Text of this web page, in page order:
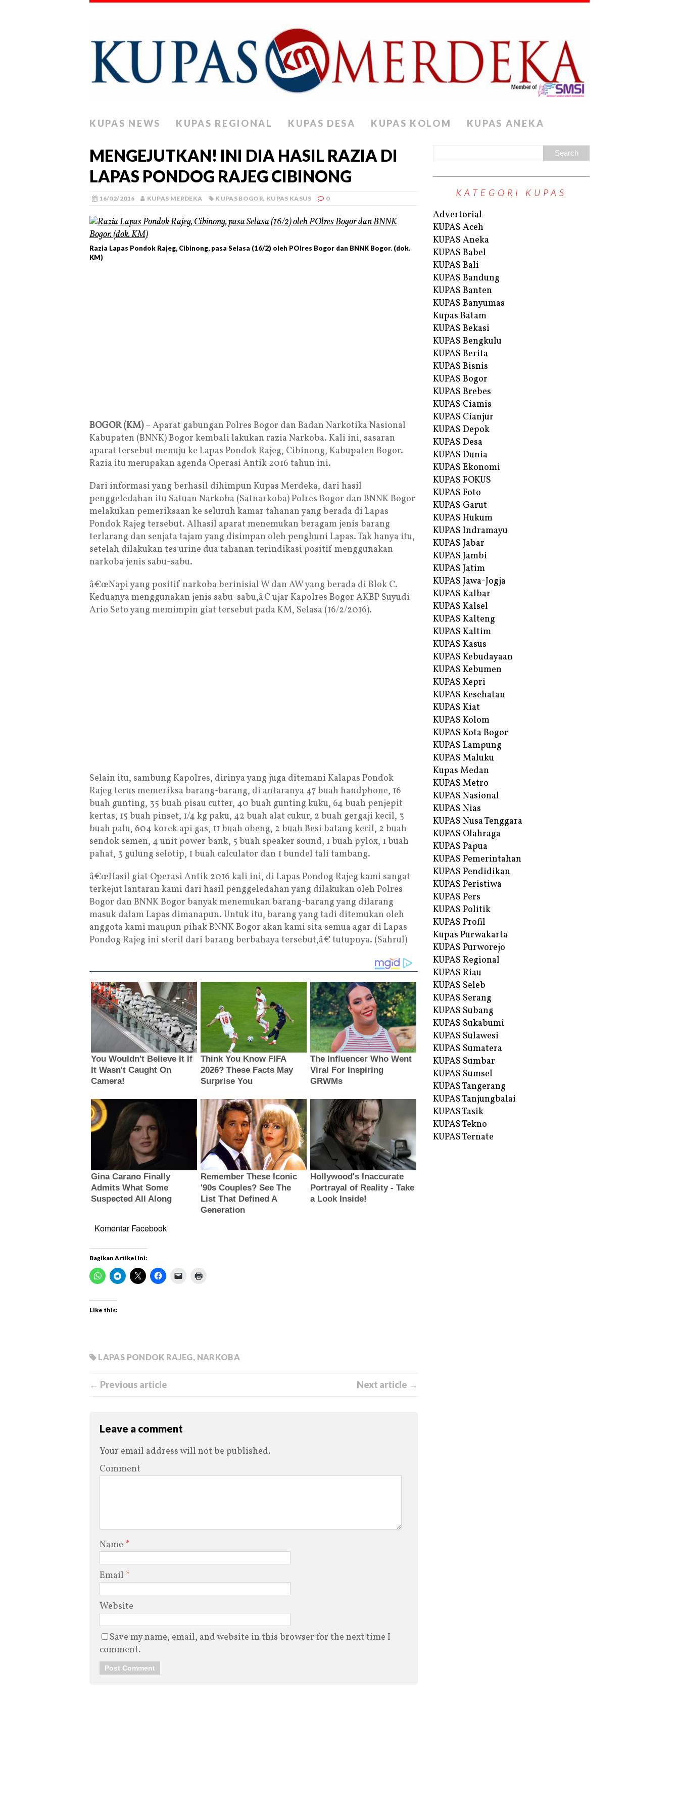
KUPAS NEWS KUPAS REGIONAL KUPAS DESA KUPAS KOLOM KUPAS ANEKA
MENGEJUTKAN! INI DIA HASIL RAZIA DI
LAPAS PONDOG RAJEG CIBINONG
16/02/2016 KUPAS MERDEKA KUPAS BOGOR, KUPAS KASUS 0
Razia Lapas Pondok Rajeg, Cibinong, pasa Selasa (16/2) oleh POlres Bogor dan BNNK Bogor. (dok.
KM)
BOGOR (KM)– Aparat gabungan Polres Bogor dan Badan Narkotika Nasional
Kabupaten (BNNK) Bogor kembali lakukan razia Narkoba. Kali ini, sasaran
aparat tersebut menuju ke Lapas Pondok Rajeg, Cibinong, Kabupaten Bogor.
Razia itu merupakan agenda Operasi Antik 2016 tahun ini.
Dari informasi yang berhasil dihimpun Kupas Merdeka, dari hasil
penggeledahan itu Satuan Narkoba (Satnarkoba) Polres Bogor dan BNNK Bogor
melakukan pemeriksaan ke seluruh kamar tahanan yang berada di Lapas
Pondok Rajeg tersebut. Alhasil aparat menemukan beragam jenis barang
terlarang dan senjata tajam yang disimpan oleh penghuni Lapas. Tak hanya itu,
setelah dilakukan tes urine dua tahanan terindikasi positif menggunakan
narkoba jenis sabu-sabu.
â€œNapi yang positif narkoba berinisial W dan AW yang berada di Blok C.
Keduanya menggunakan jenis sabu-sabu,â€ ujar Kapolres Bogor AKBP Suyudi
Ario Seto yang memimpin giat tersebut pada KM, Selasa (16/2/2016).
Selain itu, sambung Kapolres, dirinya yang juga ditemani Kalapas Pondok
Rajeg terus memeriksa barang-barang, di antaranya 47 buah handphone, 16
buah gunting, 35 buah pisau cutter, 40 buah gunting kuku, 64 buah penjepit
kertas, 15 buah pinset, 1/4 kg paku, 42 buah alat cukur, 2 buah gergaji kecil, 3
buah palu, 604 korek api gas, 11 buah obeng, 2 buah Besi batang kecil, 2 buah
sendok semen, 4 unit power bank, 5 buah speaker sound, 1 buah pylox, 1 buah
pahat, 3 gulung selotip, 1 buah calculator dan 1 bundel tali tambang.
â€œHasil giat Operasi Antik 2016 kali ini, di Lapas Pondog Rajeg kami sangat
terkejut lantaran kami dari hasil penggeledahan yang dilakukan oleh Polres
Bogor dan BNNK Bogor banyak menemukan barang-barang yang dilarang
masuk dalam Lapas dimanapun. Untuk itu, barang yang tadi ditemukan oleh
anggota kami maupun pihak BNNK Bogor akan kami sita semua agar di Lapas
Pondog Rajeg ini steril dari barang berbahaya tersebut,â€ tutupnya. (Sahrul)
Komentar Facebook
Bagikan Artikel Ini:
Like this:
LAPAS PONDOK RAJEG, NARKOBA
← Previous article Next article →
Leave a comment
Your email address will not be published.
Comment
Name *
Email *
Website
Save my name, email, and website in this browser for the next time I
comment.
KATEGORI KUPAS
Advertorial
KUPAS Aceh
KUPAS Aneka
KUPAS Babel
KUPAS Bali
KUPAS Bandung
KUPAS Banten
KUPAS Banyumas
Kupas Batam
KUPAS Bekasi
KUPAS Bengkulu
KUPAS Berita
KUPAS Bisnis
KUPAS Bogor
KUPAS Brebes
KUPAS Ciamis
KUPAS Cianjur
KUPAS Depok
KUPAS Desa
KUPAS Dunia
KUPAS Ekonomi
KUPAS FOKUS
KUPAS Foto
KUPAS Garut
KUPAS Hukum
KUPAS Indramayu
KUPAS Jabar
KUPAS Jambi
KUPAS Jatim
KUPAS Jawa-Jogja
KUPAS Kalbar
KUPAS Kalsel
KUPAS Kalteng
KUPAS Kaltim
KUPAS Kasus
KUPAS Kebudayaan
KUPAS Kebumen
KUPAS Kepri
KUPAS Kesehatan
KUPAS Kiat
KUPAS Kolom
KUPAS Kota Bogor
KUPAS Lampung
KUPAS Maluku
Kupas Medan
KUPAS Metro
KUPAS Nasional
KUPAS Nias
KUPAS Nusa Tenggara
KUPAS Olahraga
KUPAS Papua
KUPAS Pemerintahan
KUPAS Pendidikan
KUPAS Peristiwa
KUPAS Pers
KUPAS Politik
KUPAS Profil
Kupas Purwakarta
KUPAS Purworejo
KUPAS Regional
KUPAS Riau
KUPAS Seleb
KUPAS Serang
KUPAS Subang
KUPAS Sukabumi
KUPAS Sulawesi
KUPAS Sumatera
KUPAS Sumbar
KUPAS Sumsel
KUPAS Tangerang
KUPAS Tanjungbalai
KUPAS Tasik
KUPAS Tekno
KUPAS Ternate